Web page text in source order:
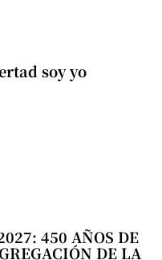
soy yo
450 AÑOS DE
DE LA